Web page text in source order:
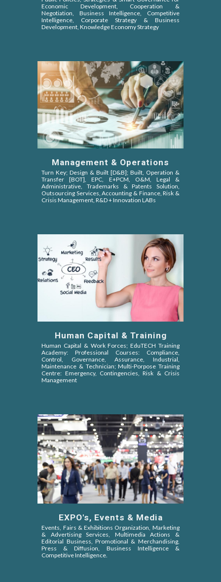
Economic Development, Cooperation &
Negotiation, Business Intelligence, Competitive
Intelligence, Corporate Strategy & Business
Development, Knowledge Economy Strategy
Management & Operations
Turn Key; Design & Built [D&B]; Built, Operation &
Transfer [BOT], EPC, E+PCM, O&M, Legal &
Administrative, Trademarks & Patents Solution,
Outsourcing Services, Accounting & Finance, Risk &
Crisis Management, R&D + Innovation LABs
Human Capital & Training
Human Capital & Work Forces;EduTECH Training
Academy:Professional Courses:Compliance,
Control, Governance, Assurance, Industrial,
Maintenance & Technician;Multi-Porpose Training
Centre: Emergency, Contingencies, Risk & Crisis
Management
EXPO's, Events & Media
Events, Fairs & Exhibitions Organization, Marketing
& Advertising Services, Multimedia Actions &
Editorial Business, Promotional & Merchandising,
Press & Diffusion, Business Intelligence &
Competitive Intelligence.